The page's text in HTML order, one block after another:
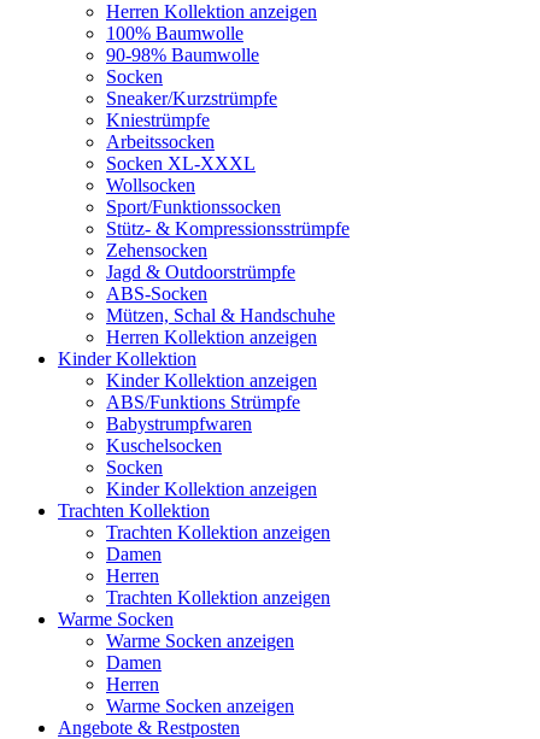
Herren Kollektion anzeigen
100% Baumwolle
90-98% Baumwolle
Socken
Sneaker/Kurzstrümpfe
Kniestrümpfe
Arbeitssocken
Socken XL-XXXL
Wollsocken
Sport/Funktionssocken
Stütz- & Kompressionsstrümpfe
Zehensocken
Jagd & Outdoorstrümpfe
ABS-Socken
Mützen, Schal & Handschuhe
Herren Kollektion anzeigen
Kinder Kollektion
Kinder Kollektion anzeigen
ABS/Funktions Strümpfe
Babystrumpfwaren
Kuschelsocken
Socken
Kinder Kollektion anzeigen
Trachten Kollektion
Trachten Kollektion anzeigen
Damen
Herren
Trachten Kollektion anzeigen
Warme Socken
Warme Socken anzeigen
Damen
Herren
Warme Socken anzeigen
Angebote & Restposten